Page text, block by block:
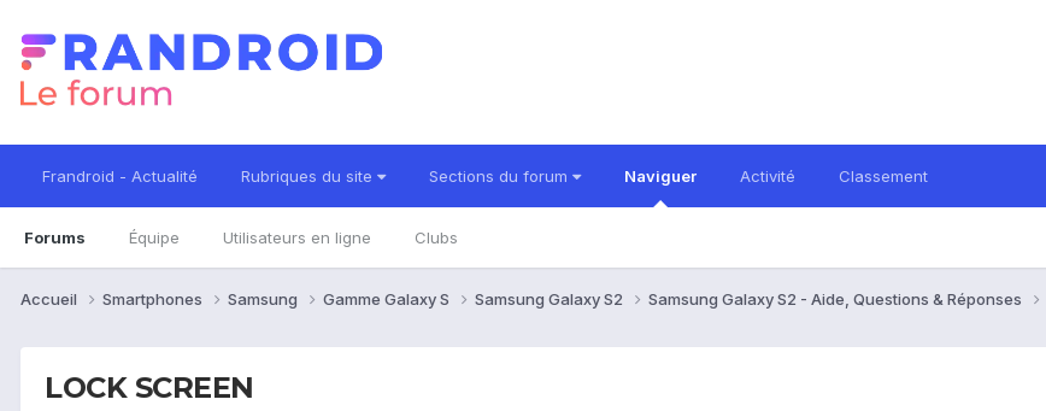
Frandroid - Actualité Rubriques du site Sections du forum Naviguer
Forums Équipe Utilisateurs en ligne Clubs
Activité Classement
Accueil Smartphones Samsung Gamme Galaxy S Samsung Galaxy S2 Samsung Galaxy S2 - Aide, Questions & Réponses
LOCK SCREEN